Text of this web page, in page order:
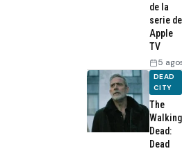
de la
serie de
Apple
TV
5
DEAD
CITY
The
Walking
Dead:
Dead